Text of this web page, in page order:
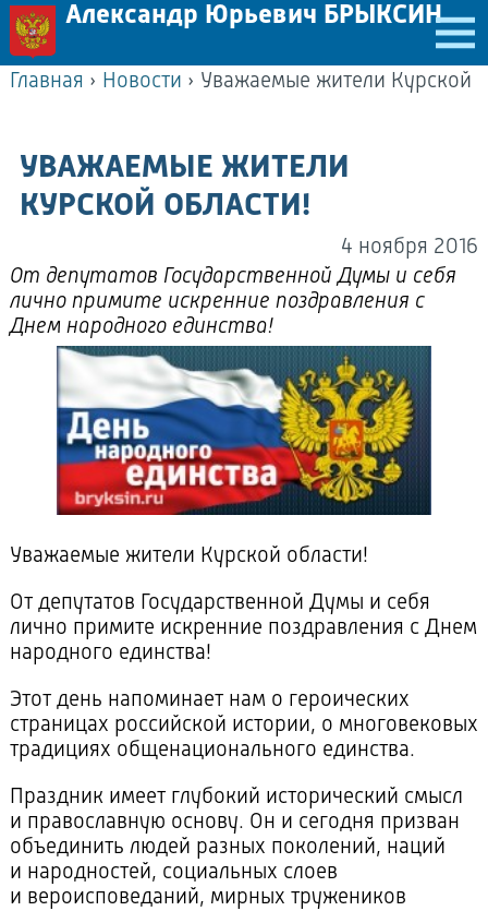
Александр Юрьевич БРЫКСИН
Главная › Новости › Уважаемые жители Курской
УВАЖАЕМЫЕ ЖИТЕЛИ
КУРСКОЙ ОБЛАСТИ!
4 ноября 2016
От депутатов Государственной Думы и себя
лично примите искренние поздравления с
Днем народного единства!
Уважаемые жители Курской области!
От депутатов Государственной Думы и себя
лично примите искренние поздравления с Днем
народного единства!
Этот день напоминает нам о героических
страницах российской истории, о многовековых
традициях общенационального единства.
Праздник имеет глубокий исторический смысл
и православную основу. Он и сегодня призван
объединить людей разных поколений, наций
и народностей, социальных слоев
и вероисповеданий, мирных тружеников